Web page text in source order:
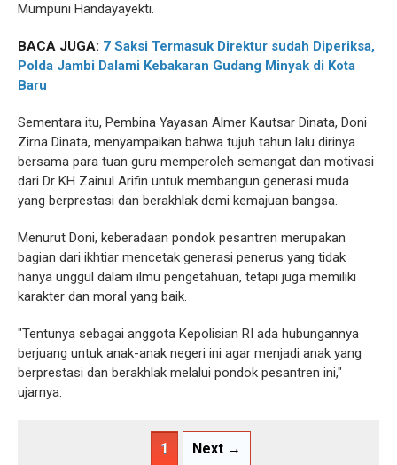
Mumpuni Handayayekti.
BACA JUGA: 7 Saksi Termasuk Direktur sudah Diperiksa,
Polda Jambi Dalami Kebakaran Gudang Minyak di Kota
Baru
Sementara itu, Pembina Yayasan Almer Kautsar Dinata, Doni
Zirna Dinata, menyampaikan bahwa tujuh tahun lalu dirinya
bersama para tuan guru memperoleh semangat dan motivasi
dari Dr KH Zainul Arifin untuk membangun generasi muda
yang berprestasi dan berakhlak demi kemajuan bangsa.
Menurut Doni, keberadaan pondok pesantren merupakan
bagian dari ikhtiar mencetak generasi penerus yang tidak
hanya unggul dalam ilmu pengetahuan, tetapi juga memiliki
karakter dan moral yang baik.
"Tentunya sebagai anggota Kepolisian RI ada hubungannya
berjuang untuk anak-anak negeri ini agar menjadi anak yang
berprestasi dan berakhlak melalui pondok pesantren ini,"
ujarnya.
1 Next →